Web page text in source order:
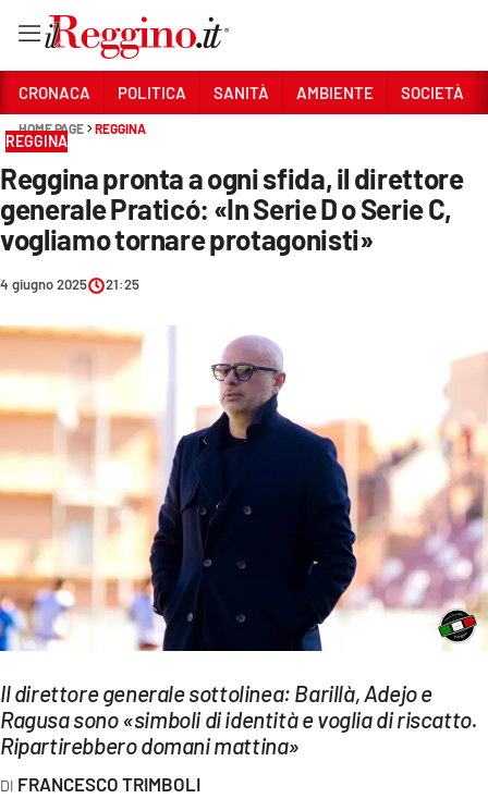
Sezioni
CRONACA
POLITICA
SANITÀ
AMBIENTE
SOCIETÀ
CULTURA
ECONOMIA E LAVORO
EVENTI
SPORT
Streaming
LAC NETWORK
LAC ONAIR
CRONACA POLITICA SANITÀ AMBIENTE SOCIETÀ
HOME PAGE REGGINA
REGGINA
Reggina pronta a ogni sfida, il direttore
generale Praticó: «In Serie D o Serie C,
vogliamo tornare protagonisti»
4 giugno 2025 21:25
Il direttore generale sottolinea: Barillà, Adejo e
Ragusa sono «simboli di identità e voglia di riscatto.
Ripartirebbero domani mattina»
FRANCESCO TRIMBOLI